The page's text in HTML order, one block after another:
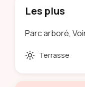
Les plus
Parc arboré,
Terrasse